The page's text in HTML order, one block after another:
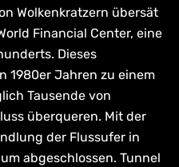
Wolkenkratzern übersät
Financial Center, eine
Dieses
1980er Jahren zu einem
Tausende von
überqueren. Mit der
der Flussufer in
abgeschlossen. Tunnel